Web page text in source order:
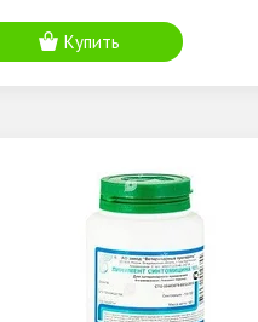
Купить